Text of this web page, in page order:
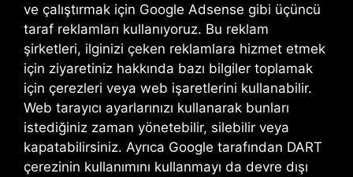
ve çalıştırmak için Google Adsense gibi üçüncü
taraf reklamları kullanıyoruz. Bu reklam
şirketleri, ilginizi çeken reklamlara hizmet etmek
için ziyaretiniz hakkında bazı bilgiler toplamak
için çerezleri veya web işaretlerini kullanabilir.
Web tarayıcı ayarlarınızı kullanarak bunları
istediğiniz zaman yönetebilir, silebilir veya
kapatabilirsiniz. Ayrıca Google tarafından DART
çerezinin kullanımını kullanmayı da devre dışı